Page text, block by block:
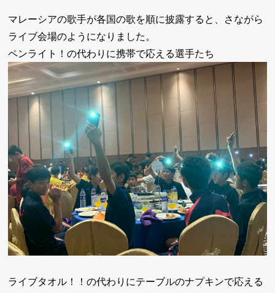
マレーシアの歌手が各国の歌を順に披露すると、さながら
ライブ会場のようになりました。
ペンライト！の代わりに携帯で応える選手たち
ライブタオル！！の代わりにテーブルのナプキンで応える